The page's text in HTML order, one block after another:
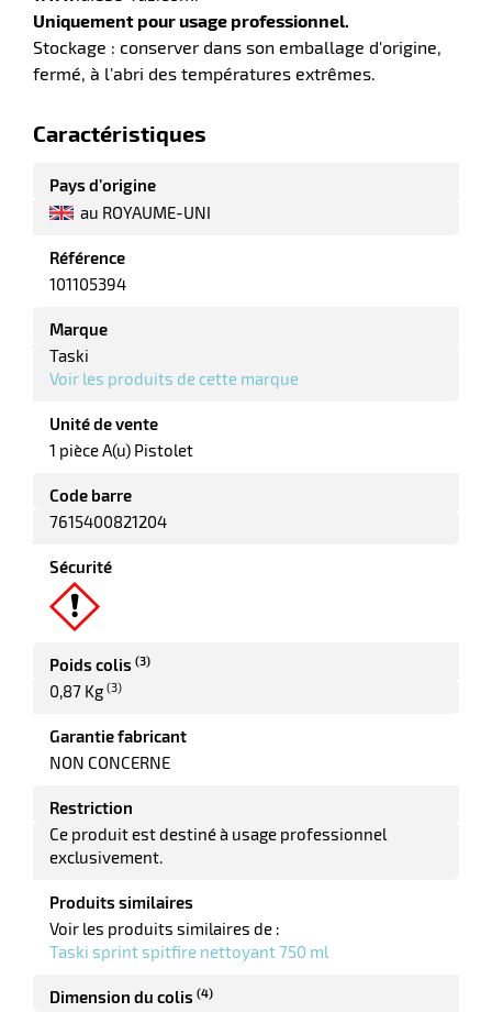
Uniquement pour usage professionnel.
Stockage : conserver dans son emballage d'origine,
fermé, à l'abri des températures extrêmes.
Caractéristiques
Pays d’origine
au ROYAUME-UNI
Référence
101105394
Marque
Taski
Voir les produits de cette marque
Unité de vente
1 pièce A(u) Pistolet
Code barre
7615400821204
Sécurité
Poids colis (3)
0,87 Kg (3)
Garantie fabricant
NON CONCERNE
Restriction
Ce produit est destiné à usage professionnel
exclusivement.
Produits similaires
Voir les produits similaires de :
Taski sprint spitfire nettoyant 750 ml
Dimension du colis (4)